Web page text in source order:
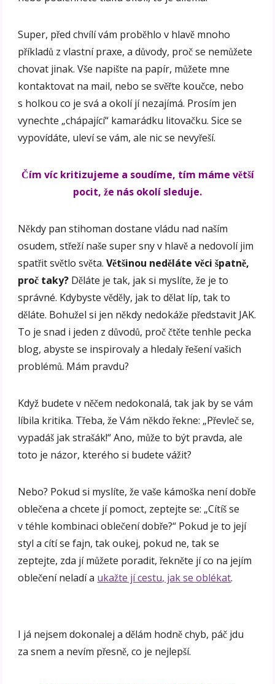
Super, před chvílí vám proběhlo v hlavě mnoho
příkladů z vlastní praxe, a důvody, proč se nemůžete
chovat jinak. Vše napište na papír, můžete mne
kontaktovat na mail, nebo se svěřte koučce, nebo
s holkou co je svá a okolí jí nezajímá. Prosím jen
vynechte „chápající“ kamarádku litovačku. Sice se
vypovídáte, uleví se vám, ale nic se nevyřeší.
Čím víc kritizujeme a soudíme, tím máme větší
pocit, že nás okolí sleduje.
Někdy pan stihoman dostane vládu nad naším
osudem, střeží naše super sny v hlavě a nedovolí jim
spatřit světlo světa.Většinou neděláte věci špatně,
proč taky? Děláte je tak, jak si myslíte, že je to
správné. Kdybyste věděly, jak to dělat líp, tak to
děláte. Bohužel si jen někdy nedokáže představit JAK.
To je snad i jeden z důvodů, proč čtěte tenhle pecka
blog, abyste se inspirovaly a hledaly řešení vašich
problémů. Mám pravdu?
Když budete v něčem nedokonalá, tak jak by se vám
líbila kritika. Třeba, že Vám někdo řekne: „Převleč se,
vypadáš jak strašák!“ Ano, může to být pravda, ale
toto je názor, kterého si budete vážit?
Nebo? Pokud si myslíte, že vaše kámoška není dobře
oblečena a chcete jí pomoct, zeptejte se: „Cítíš se
v téhle kombinaci oblečení dobře?“ Pokud je to její
styl a cítí se fajn, tak oukej, pokud ne, tak se
zeptejte, zda jí můžete poradit, řekněte jí co na jejím
oblečení neladí a ukažte jí cestu, jak se oblékat.
I já nejsem dokonalej a dělám hodně chyb, páč jdu
za snem a nevím přesně, co je nejlepší.